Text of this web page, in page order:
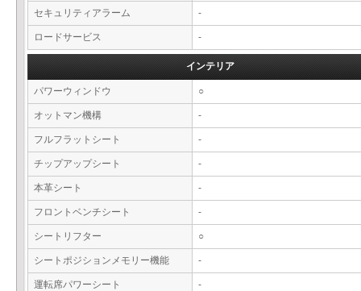
セキュリティアラーム -
ロードサービス -
インテリア
パワーウィンドウ ○
オットマン機構 -
フルフラットシート -
チップアップシート -
本革シート -
フロントベンチシート -
シートリフター ○
シートポジションメモリー機能 -
運転席パワーシート -